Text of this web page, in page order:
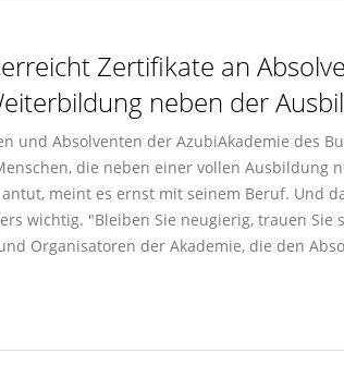
Zertifikate an
neben der
Absolventen der AzubiAkademie des
die neben einer vollen Ausbildung
meint es ernst mit seinem Beruf. Und
wichtig. "Bleiben Sie neugierig, trauen Sie
Organisatoren der Akademie, die den